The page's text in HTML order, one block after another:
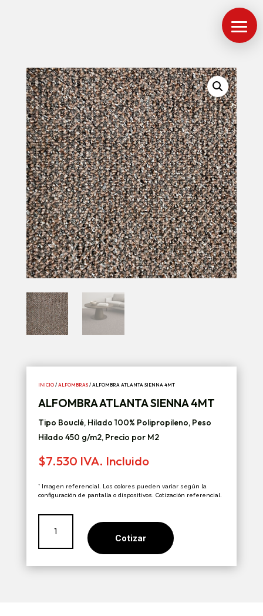
INICIO/ ALFOMBRAS/ ALFOMBRA ATLANTA SIENNA 4MT
ALFOMBRA ATLANTA SIENNA 4MT
Tipo Bouclé, Hilado 100% Polipropileno, Peso
Hilado 450 g/m2, Precio por M2
$7.530 IVA. Incluido
* Imagen referencial. Los colores pueden variar según la
configuración de pantalla o dispositivos. Cotización referencial.
Atlanta
Sienna
Cotizar